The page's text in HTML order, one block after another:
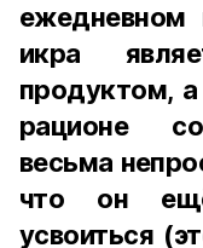
ежедневном
икра
продуктом,
рационе
весьма
что он
усвоиться